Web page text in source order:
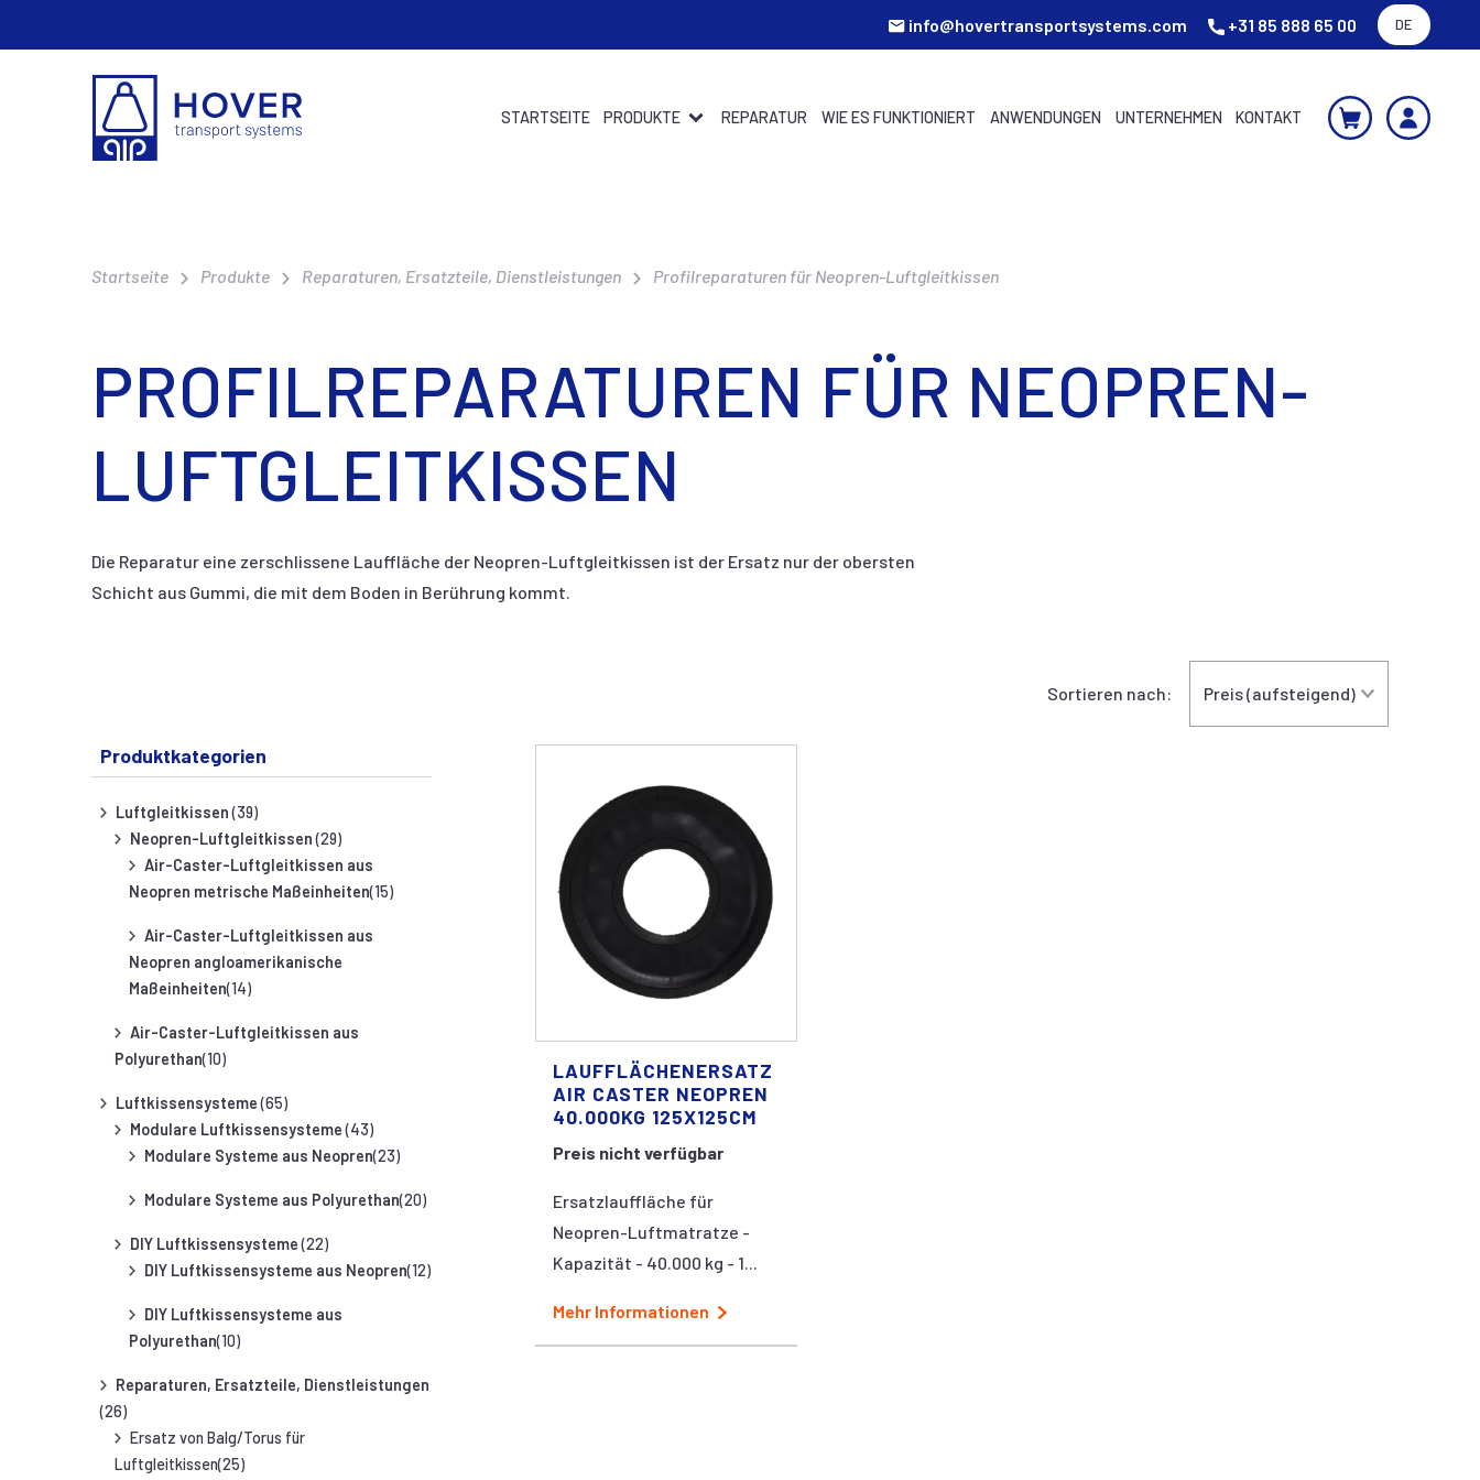
info@hovertransportsystems.com +31 85 888 65 00 DE
STARTSEITE PRODUKTE REPARATUR WIE ES FUNKTIONIERT ANWENDUNGEN UNTERNEHMEN KONTAKT
Startseite Produkte Reparaturen, Ersatzteile, Dienstleistungen Profilreparaturen für Neopren-Luftgleitkissen
PROFILREPARATUREN FÜR NEOPREN-
LUFTGLEITKISSEN
Die Reparatur eine zerschlissene Lauffläche der Neopren-Luftgleitkissen ist der Ersatz nur der obersten
Schicht aus Gummi, die mit dem Boden in Berührung kommt.
Sortieren nach:
Produktkategorien
Luftgleitkissen (39)
Neopren-Luftgleitkissen(29)
Air-Caster-Luftgleitkissen aus
Neopren metrische Maßeinheiten(15)
Air-Caster-Luftgleitkissen aus
Neopren angloamerikanische
Maßeinheiten(14)
Air-Caster-Luftgleitkissen aus
Polyurethan(10)
Luftkissensysteme (65)
Modulare Luftkissensysteme (43)
Modulare Systeme aus Neopren(23)
Modulare Systeme aus Polyurethan(20)
DIY Luftkissensysteme (22)
DIY Luftkissensysteme aus Neopren(12)
DIY Luftkissensysteme aus
Polyurethan(10)
Reparaturen, Ersatzteile, Dienstleistungen
(26)
Ersatz von Balg/Torus für
Luftgleitkissen(25)
LAUFFLÄCHENERSATZ
AIR CASTER NEOPREN
40.000KG 125X125CM
Preis nicht verfügbar
Ersatzlauffläche für
Neopren-Luftmatratze -
Kapazität - 40.000 kg - 1...
Mehr Informationen